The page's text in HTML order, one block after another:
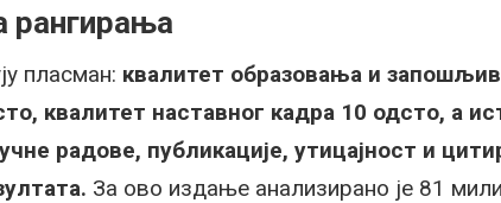
рангирања
пласман: квалитет образовања и
квалитет наставног кадра 10 одсто, а
радове, публикације, утицајност и
За ово издање анализирано је 81